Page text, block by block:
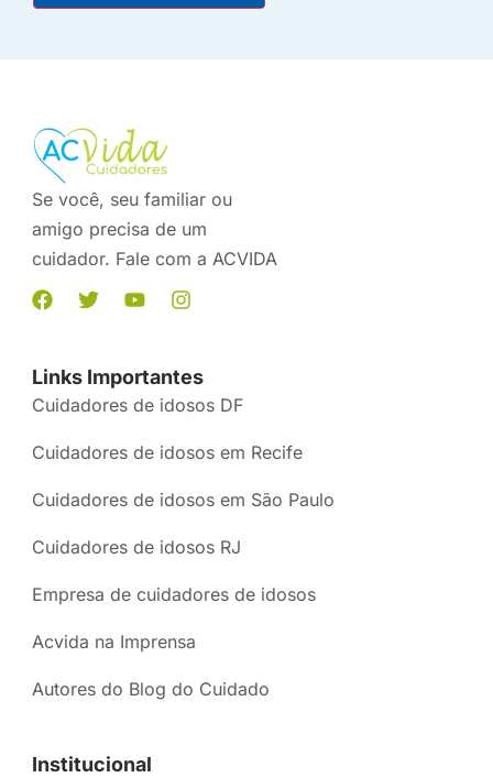
Se você, seu familiar ou
amigo precisa de um
cuidador. Fale com a ACVIDA
Links Importantes
Cuidadores de idosos DF
Cuidadores de idosos em Recife
Cuidadores de idosos em São Paulo
Cuidadores de idosos RJ
Empresa de cuidadores de idosos
Acvida na Imprensa
Autores do Blog do Cuidado
Institucional